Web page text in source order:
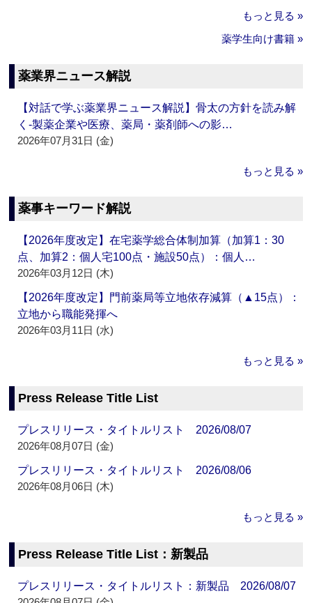
もっと見る »
薬学生向け書籍 »
薬業界ニュース解説
【対話で学ぶ薬業界ニュース解説】骨太の方針を読み解
く‐製薬企業や医療、薬局・薬剤師への影…
2026年07月31日 (金)
もっと見る »
薬事キーワード解説
【2026年度改定】在宅薬学総合体制加算（加算1：30
点、加算2：個人宅100点・施設50点）：個人…
2026年03月12日 (木)
【2026年度改定】門前薬局等立地依存減算（▲15点）：
立地から職能発揮へ
2026年03月11日 (水)
もっと見る »
Press Release Title List
プレスリリース・タイトルリスト 2026/08/07
2026年08月07日 (金)
プレスリリース・タイトルリスト 2026/08/06
2026年08月06日 (木)
もっと見る »
Press Release Title List：新製品
プレスリリース・タイトルリスト：新製品 2026/08/07